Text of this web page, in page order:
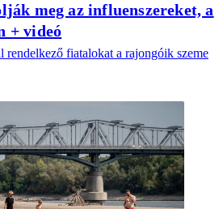
meg az influenszereket, a
+ videó
rendelkező fiatalokat a rajongóik szeme